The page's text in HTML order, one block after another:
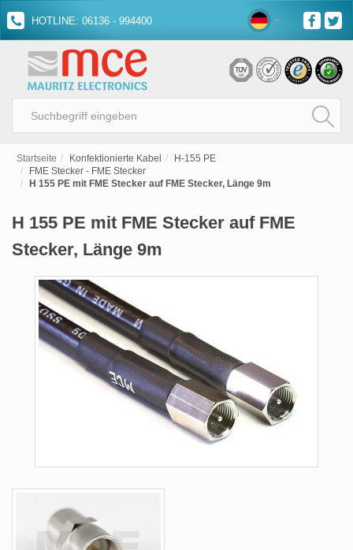
HOTLINE: 06136 - 994400
Startseite Konfektionierte Kabel
H-155 PE
FME Stecker - FME Stecker
H 155 PE mit FME Stecker auf FME Stecker, Länge 9m
H 155 PE mit FME Stecker auf FME
Stecker, Länge 9m